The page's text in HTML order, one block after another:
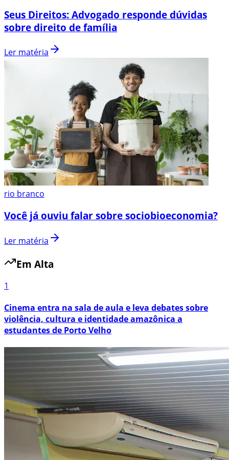
Seus Direitos: Advogado responde dúvidas
sobre direito de família
Ler matéria
rio branco
Você já ouviu falar sobre sociobioeconomia?
Ler matéria
Em Alta
1
Cinema entra na sala de aula e leva debates sobre
violência, cultura e identidade amazônica a
estudantes de Porto Velho